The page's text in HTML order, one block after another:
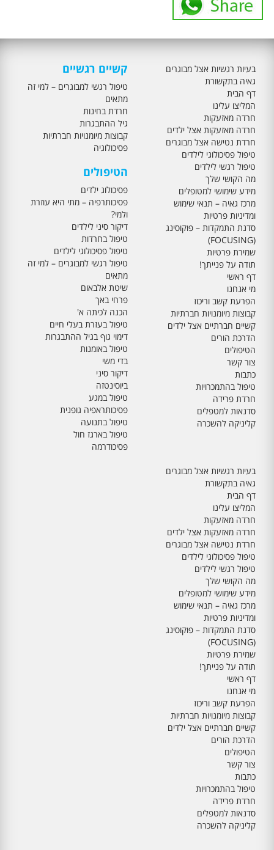
בעיות רגשיות אצל מבוגרים
גאיה בתקשורת
דף הבית
המליצו עלינו
חרדה מאזעקות
חרדה מאזעקות אצל ילדים
חרדת נטישה אצל מבוגרים
טיפול פסיכולוגי לילדים
טיפול רגשי לילדים
מה הקושי שלך
מידע שימושי למטופלים
מרכז גאיה – תנאי שימוש
ומדיניות פרטיות
סדנת התמקדות – פוקוסינג
(FOCUSING)
שמירת פרטיות
תודה על פנייתך!
דף ראשי
מי אנחנו
הפרעת קשב וריכוז
קבוצות מיומנויות חברתיות
קשיים חברתיים אצל ילדים
הדרכת הורים
הטיפולים
צור קשר
כתבות
טיפול בהתמכרויות
חרדת פרידה
סדנאות למטפלים
קליניקה להשכרה
קשיים רגשיים
טיפול רגשי למבוגרים – למי זה
מתאים
חרדת בחינות
גיל ההתבגרות
קבוצות מיומנויות חברתיות
פסיכולוגיה
הטיפולים
פסיכולוג ילדים
פסיכותרפיה – מתי היא עוזרת
ולמי?
דיקור סיני לילדים
טיפול בחרדות
טיפול פסיכולוגי לילדים
טיפול רגשי למבוגרים – למי זה
מתאים
שיטת אלבאום
פרחי באך
הכנה לכיתה א'
טיפול בעזרת בעלי חיים
דימוי גוף בגיל ההתבגרות
טיפול באומנות
בדי משי
דיקור סיני
ביוסינטזה
טיפול במגע
פסיכותראפיה גופנית
טיפול בתנועה
טיפול בארגז חול
פסיכודרמה
בעיות רגשיות אצל מבוגרים
גאיה בתקשורת
דף הבית
המליצו עלינו
חרדה מאזעקות
חרדה מאזעקות אצל ילדים
חרדת נטישה אצל מבוגרים
טיפול פסיכולוגי לילדים
טיפול רגשי לילדים
מה הקושי שלך
מידע שימושי למטופלים
מרכז גאיה – תנאי שימוש
ומדיניות פרטיות
סדנת התמקדות – פוקוסינג
(FOCUSING)
שמירת פרטיות
תודה על פנייתך!
דף ראשי
מי אנחנו
הפרעת קשב וריכוז
קבוצות מיומנויות חברתיות
קשיים חברתיים אצל ילדים
הדרכת הורים
הטיפולים
צור קשר
כתבות
טיפול בהתמכרויות
חרדת פרידה
סדנאות למטפלים
קליניקה להשכרה